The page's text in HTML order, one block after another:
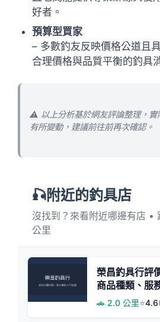
好者。
預算型買家
– 多數釣友反映價格公道且
合理價格與品質平衡的釣具
⚠️ 以上分析基於網友評論整理，實
有所變動，建議前往前再次確認。
🎣附近的釣具店
沒找到？來看附近哪邊有店 •
公里
榮昌釣具行評
商品種類、服
實在價格
🚗 2.0 公里⭐4.6